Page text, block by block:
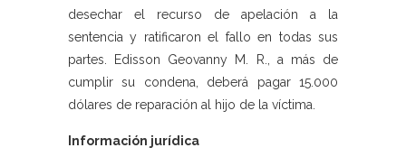
desechar el recurso de apelación a la
sentencia y ratificaron el fallo en todas sus
partes. Edisson Geovanny M. R., a más de
cumplir su condena, deberá pagar 15.000
dólares de reparación al hijo de la víctima.
Información jurídica